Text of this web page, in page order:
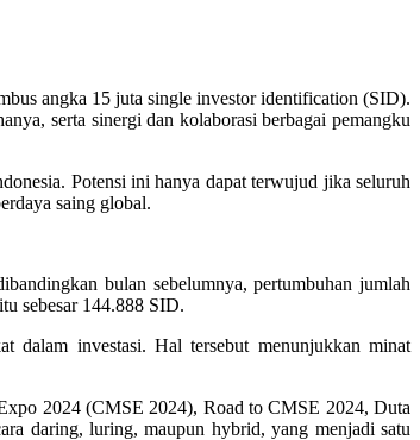
angka 15 juta single investor identification (SID).
serta sinergi dan kolaborasi berbagai pemangku
Potensi ini hanya dapat terwujud jika seluruh
saing global.
bulan sebelumnya, pertumbuhan jumlah
sebesar 144.888 SID.
dalam investasi. Hal tersebut menunjukkan minat
2024 (CMSE 2024), Road to CMSE 2024, Duta
daring, luring, maupun hybrid, yang menjadi satu